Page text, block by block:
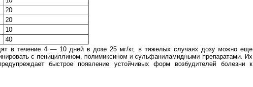
20
20
10
40
в течение 4 — 10 дней в дозе 25 мг/кг, в тяжелых случаях дозу можно еще
с пенициллином, полимиксином и сульфаниламидными препаратами. Их
быстрое появление устойчивых форм возбудителей болезни к